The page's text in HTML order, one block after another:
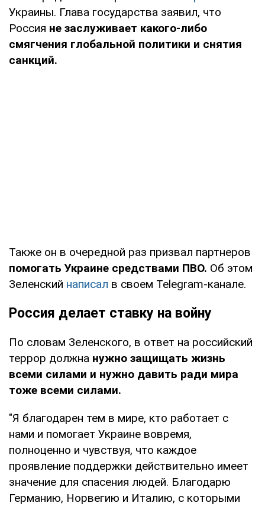
Украины. Глава государства заявил, что
Россия не заслуживает какого-либо
смягчения глобальной политики и снятия
санкций.
Также он в очередной раз призвал партнеров
помогать Украине средствами ПВО. Об этом
Зеленский написал в своем Telegram-канале.
Россия делает ставку на войну
По словам Зеленского, в ответ на российский
террор должна нужно защищать жизнь
всеми силами и нужно давить ради мира
тоже всеми силами.
"Я благодарен тем в мире, кто работает с
нами и помогает Украине вовремя,
полноценно и чувствуя, что каждое
проявление поддержки действительно имеет
значение для спасения людей. Благодарю
Германию, Норвегию и Италию, с которыми